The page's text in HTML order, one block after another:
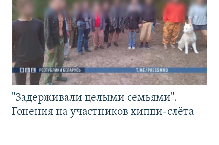
"Задерживали целыми семьями".
Гонения на участников хиппи-слёта